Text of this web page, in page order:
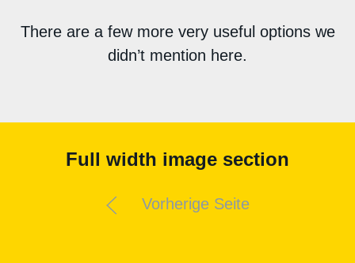
There are a few more very useful options we
didn’t mention here.
Full width image section
Vorherige Seite